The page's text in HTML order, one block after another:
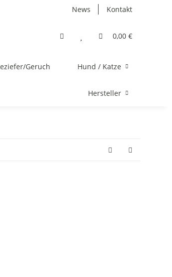
News Kontakt
0,00 €
Geruch Hund / Katze
Hersteller